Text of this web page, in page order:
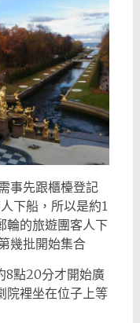
事先跟櫃檯登記
下船，所以是約1
輪的旅遊團客人下
幾批開始集合
8點20分才開始廣
院裡坐在位子上等